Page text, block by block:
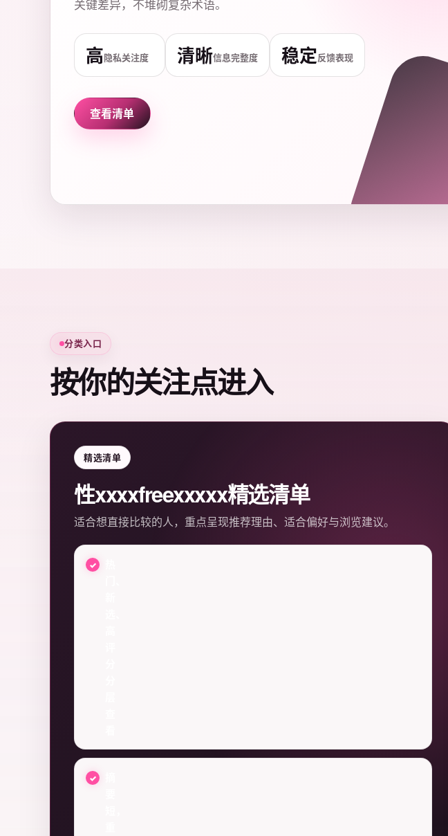
关键差异，不堆砌复杂术语。
高隐私关注度 清晰信息完整度 稳定反馈表现
查看清单
分类入口
按你的关注点进入
精选清单
性xxxxfreexxxxx精选清单
适合想直接比较的人，重点呈现推荐理由、适合偏好与浏览建议。